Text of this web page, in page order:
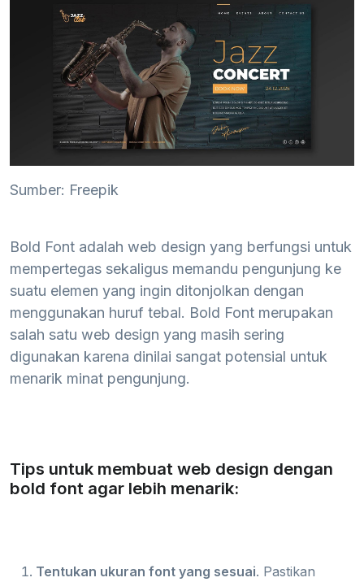
Sumber: Freepik
Bold Font adalah web design yang berfungsi untuk
mempertegas sekaligus memandu pengunjung ke
suatu elemen yang ingin ditonjolkan dengan
menggunakan huruf tebal. Bold Font merupakan
salah satu web design yang masih sering
digunakan karena dinilai sangat potensial untuk
menarik minat pengunjung.
Tips untuk membuat web design dengan
bold font agar lebih menarik:
Tentukan ukuran font yang sesuai. Pastikan